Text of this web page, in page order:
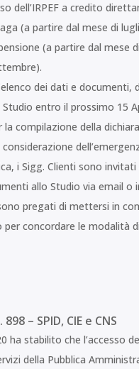
dell’IRPEF a credito
(a partire dal mese di
(a partire dal mese di
dei dati e documenti,
entro il prossimo 15
la compilazione della
i Sigg. Clienti sono invitati
allo Studio via email o
pregati di mettersi in
per concordare le modalità di
– SPID, CIE e CNS
ha stabilito che l’accesso
della Pubblica